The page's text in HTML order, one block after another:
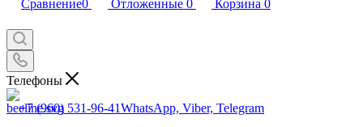
Сравнение0 Отложенные 0 Корзина 0
Телефоны
+7 (960) 531-96-41WhatsApp, Viber, Telegram